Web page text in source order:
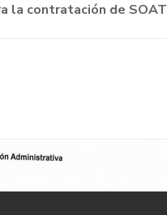
la contratación de SOAT